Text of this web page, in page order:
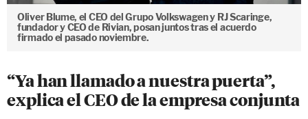
Oliver Blume, el CEO del Grupo Volkswagen y RJ Scaringe,
fundador y CEO de Rivian, posan juntos tras el acuerdo
firmado el pasado noviembre.
“Ya han llamado a nuestra puerta”,
explica el CEO de la empresa conjunta